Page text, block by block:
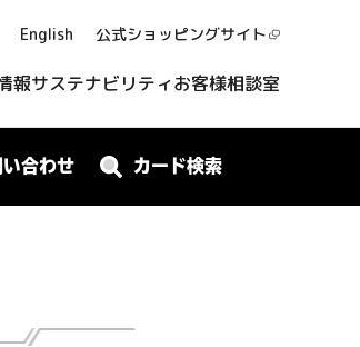
English 公式ショッピングサイト
報サステナビリティお客様相談室
合わせ カード検索